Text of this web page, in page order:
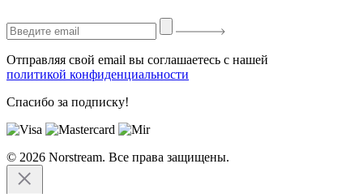
Отправляя свой email вы соглашаетесь с нашей
политикой конфиденциальности
Спасибо за подписку!
© 2026 Norstream. Все права защищены.